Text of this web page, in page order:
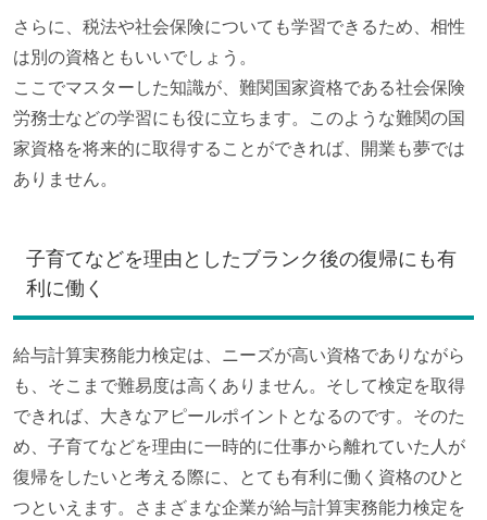
さらに、税法や社会保険についても学習できるため、相性
は別の資格ともいいでしょう。
ここでマスターした知識が、難関国家資格である社会保険
労務士などの学習にも役に立ちます。このような難関の国
家資格を将来的に取得することができれば、開業も夢では
ありません。
子育てなどを理由としたブランク後の復帰にも有
利に働く
給与計算実務能力検定は、ニーズが高い資格でありながら
も、そこまで難易度は高くありません。そして検定を取得
できれば、大きなアピールポイントとなるのです。そのた
め、子育てなどを理由に一時的に仕事から離れていた人が
復帰をしたいと考える際に、とても有利に働く資格のひと
つといえます。さまざまな企業が給与計算実務能力検定を